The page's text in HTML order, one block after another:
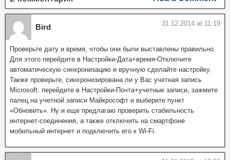
Bird 31.12.2014 at 11:19
Проверьте дату и время, чтобы они были выставлены правильно.
Для этого перейдите в Настройки-Дата+время-Отключите
автоматическую синхронизацию и вручную сделайте настройку.
Также проверьте, синхронизирована ли у Вас учетная запись
Microsoft: перейдите в Настройки-Почта+учетные записи, зажмите
палец на учетной записи Майкрософт и выберите пункт
«Обновить». Ну и еще предлагаю проверить стабильность
интернет-соединения, а также отключить на смартфоне
мобильный интернет и подключить его к Wi-Fi.